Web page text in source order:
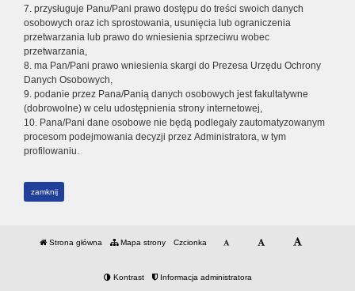
7. przysługuje Panu/Pani prawo dostępu do treści swoich danych
osobowych oraz ich sprostowania, usunięcia lub ograniczenia
przetwarzania lub prawo do wniesienia sprzeciwu wobec
przetwarzania,
8. ma Pan/Pani prawo wniesienia skargi do Prezesa Urzędu Ochrony
Danych Osobowych,
9. podanie przez Pana/Panią danych osobowych jest fakultatywne
(dobrowolne) w celu udostępnienia strony internetowej,
10. Pana/Pani dane osobowe nie będą podlegały zautomatyzowanym
procesom podejmowania decyzji przez Administratora, w tym
profilowaniu.
zamknij
Strona główna Mapa strony Czcionka
Kontrast Informacja administratora